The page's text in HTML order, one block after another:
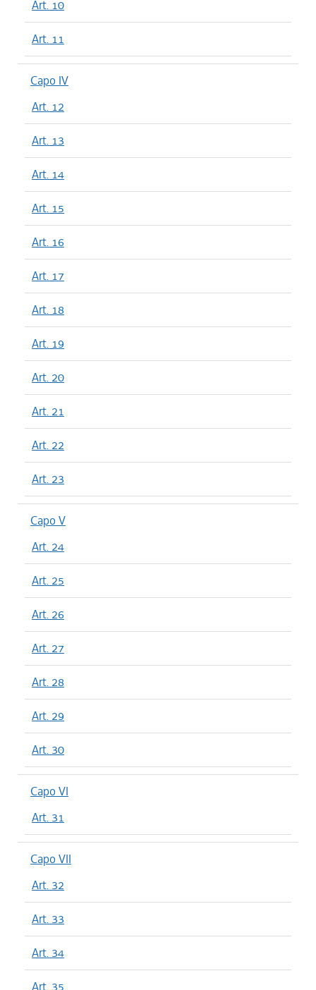
Art. 10
Art. 11
Capo IV
Art. 12
Art. 13
Art. 14
Art. 15
Art. 16
Art. 17
Art. 18
Art. 19
Art. 20
Art. 21
Art. 22
Art. 23
Capo V
Art. 24
Art. 25
Art. 26
Art. 27
Art. 28
Art. 29
Art. 30
Capo VI
Art. 31
Capo VII
Art. 32
Art. 33
Art. 34
Art. 35